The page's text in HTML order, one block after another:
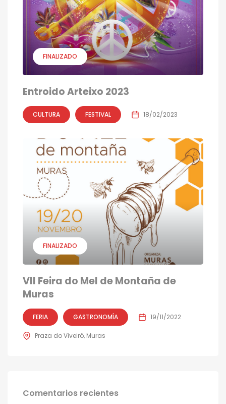
FINALIZADO
Entroido Arteixo 2023
CULTURA FESTIVAL 18/02/2023
FINALIZADO
VII Feira do Mel de Montaña de
Muras
FERIA GASTRONOMÍA 19/11/2022
Praza do Viveiró, Muras
Comentarios recientes